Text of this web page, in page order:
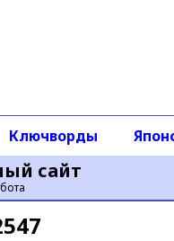
сайт
Ключворды